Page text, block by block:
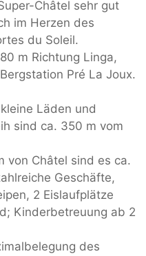
Châtel sehr gut
im Herzen des
du Soleil.
m Richtung Linga,
Pré La Joux.
Läden und
sind ca. 350 m vom
von Châtel sind es ca.
Geschäfte,
2 Eislaufplätze
Kinderbetreuung ab 2
des